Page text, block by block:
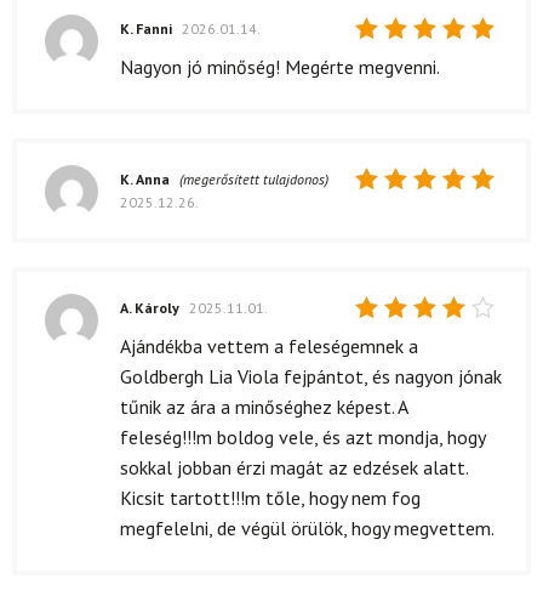
Értékelés:
/ 5
K. Fanni 2026.01.14.
Nagyon jó minőség! Megérte megvenni.
K. Anna (megerősített tulajdonos)
2025.12.26.
Értékelés:
A. Károly 2025.11.01.
Ajándékba vettem a feleségemnek a
Goldbergh Lia Viola fejpántot, és nagyon jónak
tűnik az ára a minőséghez képest. A
feleség!!!m boldog vele, és azt mondja, hogy
sokkal jobban érzi magát az edzések alatt.
Kicsit tartott!!!m tőle, hogy nem fog
megfelelni, de végül örülök, hogy megvettem.